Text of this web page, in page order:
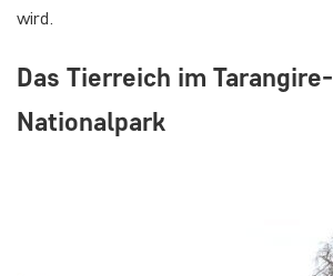
wird.
Das Tierreich im Tarangire-
Nationalpark